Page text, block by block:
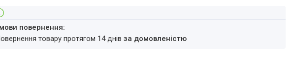
повернення товару протягом 14 днівза домовленістю